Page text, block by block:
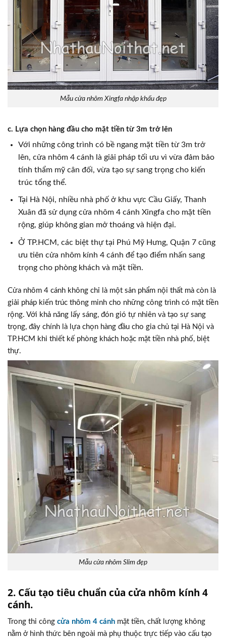
Mẫu cửa nhôm Xingfa nhập khẩu đẹp
c. Lựa chọn hàng đầu cho mặt tiền từ 3m trở lên
Với những công trình có bề ngang mặt tiền từ 3m trở
lên, cửa nhôm 4 cánh là giải pháp tối ưu vì vừa đảm bảo
tính thẩm mỹ cân đối, vừa tạo sự sang trọng cho kiến
trúc tổng thể.
Tại Hà Nội, nhiều nhà phố ở khu vực Cầu Giấy, Thanh
Xuân đã sử dụng cửa nhôm 4 cánh Xingfa cho mặt tiền
rộng, giúp không gian mở thoáng và hiện đại.
Ở TP.HCM, các biệt thự tại Phú Mỹ Hưng, Quận 7 cũng
ưu tiên cửa nhôm kính 4 cánh để tạo điểm nhấn sang
trọng cho phòng khách và mặt tiền.
Cửa nhôm 4 cánh không chỉ là một sản phẩm nội thất mà còn là
giải pháp kiến trúc thông minh cho những công trình có mặt tiền
rộng. Với khả năng lấy sáng, đón gió tự nhiên và tạo sự sang
trọng, đây chính là lựa chọn hàng đầu cho gia chủ tại Hà Nội và
TP.HCM khi thiết kế phòng khách hoặc mặt tiền nhà phố, biệt
thự.
Mẫu cửa nhôm Slim đẹp
2. Cấu tạo tiêu chuẩn của cửa nhôm kính 4
cánh.
Trong thi công cửa nhôm 4 cánh mặt tiền, chất lượng không
nằm ở hình thức bên ngoài mà phụ thuộc trực tiếp vào cấu tạo